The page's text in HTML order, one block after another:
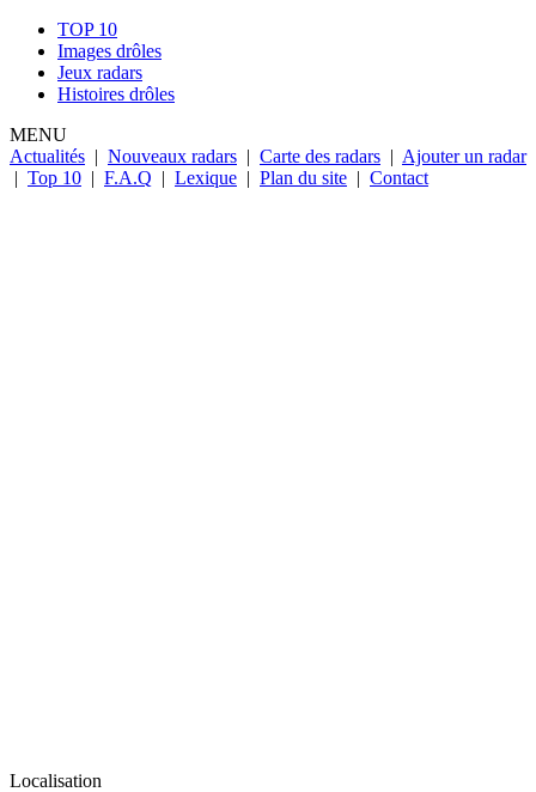
TOP 10
Images drôles
Jeux radars
Histoires drôles
MENU
Actualités | Nouveaux radars | Carte des radars | Ajouter un radar
| Top 10 | F.A.Q | Lexique | Plan du site | Contact
Localisation